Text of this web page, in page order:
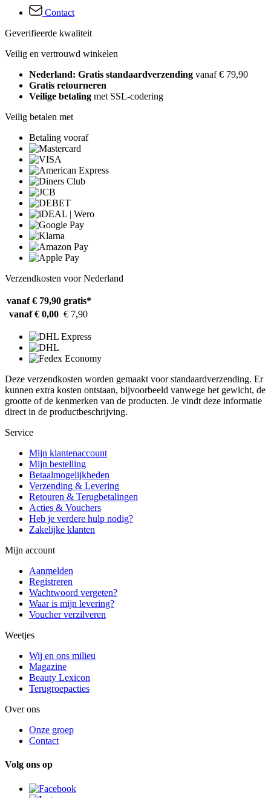
Contact
Geverifieerde kwaliteit
Veilig en vertrouwd winkelen
Nederland: Gratis standaardverzending vanaf € 79,90
Gratis retourneren
Veilige betaling met SSL-codering
Veilig betalen met
Betaling vooraf
Verzendkosten voor Nederland
vanaf € 79,90 gratis*
vanaf € 0,00 € 7,90
Deze verzendkosten worden gemaakt voor standaardverzending. Er
kunnen extra kosten ontstaan, bijvoorbeeld vanwege het gewicht, de
grootte of de kenmerken van de producten. Je vindt deze informatie
direct in de productbeschrijving.
Service
Mijn klantenaccount
Mijn bestelling
Betaalmogelijkheden
Verzending & Levering
Retouren & Terugbetalingen
Acties & Vouchers
Heb je verdere hulp nodig?
Zakelijke klanten
Mijn account
Aanmelden
Registreren
Wachtwoord vergeten?
Waar is mijn levering?
Voucher verzilveren
Weetjes
Wij en ons milieu
Magazine
Beauty Lexicon
Terugroepacties
Over ons
Onze groep
Contact
Volg ons op